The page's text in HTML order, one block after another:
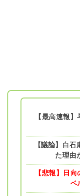
【最高速報
【議論】白
た理
【悲報】日
ベ